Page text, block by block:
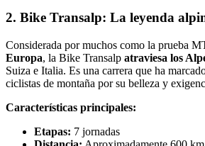
2. Bike Transalp: La leyenda
Considerada por muchos como la prueba
Europa, la Bike Transalp atraviesa los
Suiza e Italia. Es una carrera que ha
ciclistas de montaña por su belleza y
Características principales:
Etapas: 7 jornadas